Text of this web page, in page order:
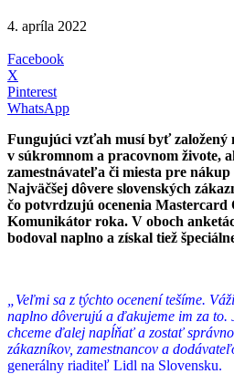
4. apríla 2022
Facebook
X
Pinterest
WhatsApp
Fungujúci vzťah musí byť založený
v súkromnom a pracovnom živote,
zamestnávateľa či miesta pre
Najväčšej dôvere slovenských
čo potvrdzujú ocenenia Mastercard
Komunikátor roka. V oboch
bodoval naplno a získal tiež
„Veľmi sa z týchto ocenení tešíme.
naplno dôverujú a ďakujeme im za to.
chceme ďalej napĺňať a zostať
zákazníkov, zamestnancov a
generálny riaditeľ Lidl na Slovensku.